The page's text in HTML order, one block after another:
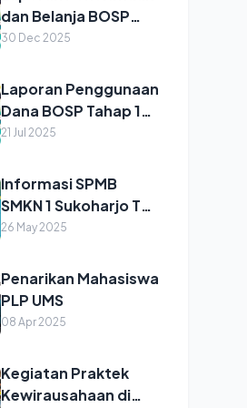
dan Belanja BOSP
Reguler dan Kinerja
30 Dec 2025
Laporan Penggunaan
Dana BOSP Tahap 1
2025
21 Jul 2025
Informasi SPMB
SMKN 1 Sukoharjo TA
2025/2026
26 May 2025
Penarikan Mahasiswa
PLP UMS
08 Apr 2025
Kegiatan Praktek
Kewirausahaan di